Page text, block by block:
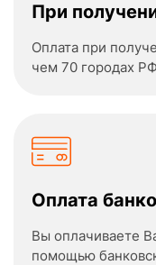
При
Оплата при
чем 70 городах РФ
Оплата
Вы оплачиваете
помощью